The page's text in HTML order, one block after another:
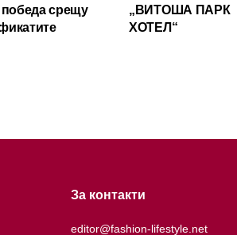
победа срещу
„ВИТОША ПАРК
ХОТЕЛ“
За контакти
editor@fashion-lifestyle.net